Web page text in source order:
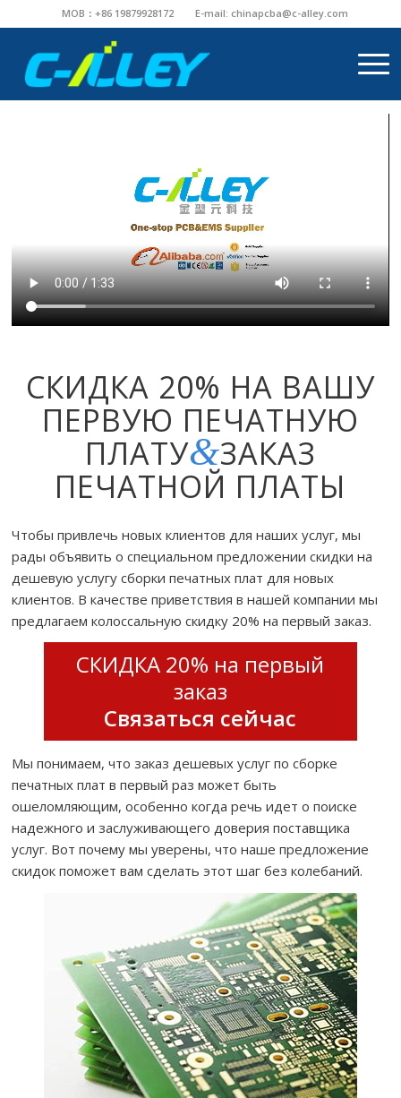
MOB：+86 19879928172 E-mail: chinapcba@c-alley.com
СКИДКА 20% НА ВАШУ
ПЕРВУЮ ПЕЧАТНУЮ
ПЛАТУ&ЗАКАЗ
ПЕЧАТНОЙ ПЛАТЫ
Чтобы привлечь новых клиентов для наших услуг, мы
рады объявить о специальном предложении скидки на
дешевую услугу сборки печатных плат для новых
клиентов. В качестве приветствия в нашей компании мы
предлагаем колоссальную скидку 20% на первый заказ.
СКИДКА 20% на первый
заказ
Связаться сейчас
Мы понимаем, что заказ дешевых услуг по сборке
печатных плат в первый раз может быть
ошеломляющим, особенно когда речь идет о поиске
надежного и заслуживающего доверия поставщика
услуг. Вот почему мы уверены, что наше предложение
скидок поможет вам сделать этот шаг без колебаний.